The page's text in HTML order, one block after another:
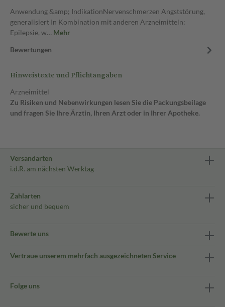
Anwendung &amp; IndikationNervenschmerzen Angststörung,
generalisiert In Kombination mit anderen Arzneimitteln:
Epilepsie, w… Mehr
Bewertungen
Hinweistexte und Pflichtangaben
Arzneimittel
Zu Risiken und Nebenwirkungen lesen Sie die Packungsbeilage
und fragen Sie Ihre Ärztin, Ihren Arzt oder in Ihrer Apotheke.
Versandarten
i.d.R. am nächsten Werktag
Zahlarten
sicher und bequem
Bewerte uns
Vertraue unserem mehrfach ausgezeichneten Service
Folge uns